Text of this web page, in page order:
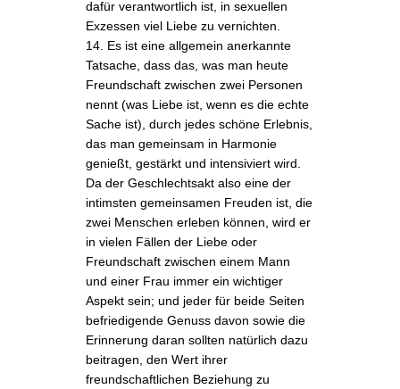
dafür verantwortlich ist, in sexuellen
Exzessen viel Liebe zu vernichten.
14. Es ist eine allgemein anerkannte
Tatsache, dass das, was man heute
Freundschaft zwischen zwei Personen
nennt (was Liebe ist, wenn es die echte
Sache ist), durch jedes schöne Erlebnis,
das man gemeinsam in Harmonie
genießt, gestärkt und intensiviert wird.
Da der Geschlechtsakt also eine der
intimsten gemeinsamen Freuden ist, die
zwei Menschen erleben können, wird er
in vielen Fällen der Liebe oder
Freundschaft zwischen einem Mann
und einer Frau immer ein wichtiger
Aspekt sein; und jeder für beide Seiten
befriedigende Genuss davon sowie die
Erinnerung daran sollten natürlich dazu
beitragen, den Wert ihrer
freundschaftlichen Beziehung zu